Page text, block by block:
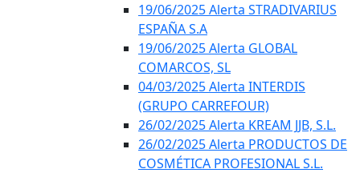
19/06/2025 Alerta STRADIVARIUS
ESPAÑA S.A
19/06/2025 Alerta GLOBAL
COMARCOS, SL
04/03/2025 Alerta INTERDIS
(GRUPO CARREFOUR)
26/02/2025 Alerta KREAM JJB, S.L.
26/02/2025 Alerta PRODUCTOS DE
COSMÉTICA PROFESIONAL S.L.